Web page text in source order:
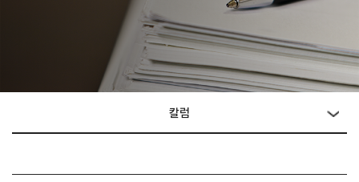
칼럼